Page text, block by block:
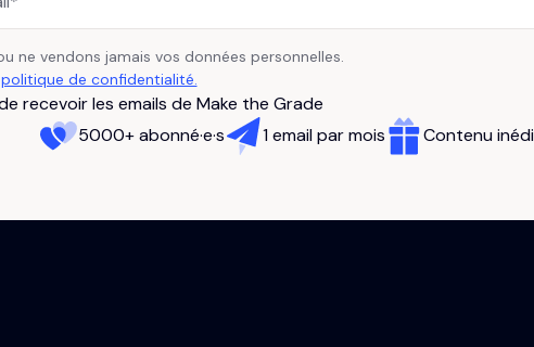
ne vendons jamais vos données personnelles.
politique de confidentialité.
recevoir les emails de Make the Grade
5000+ abonné·e·s
1 email par mois Contenu